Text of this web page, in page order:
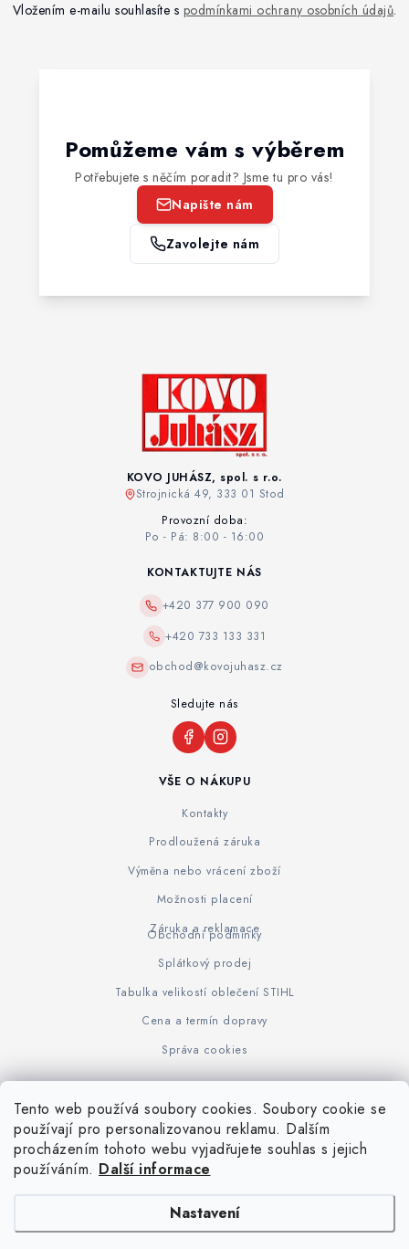
Tento web používá soubory cookies. Soubory cookie se
používají pro personalizovanou reklamu. Dalším
procházením tohoto webu vyjadřujete souhlas s jejich
používáním. Další informace
Nastavení
Vložením e-mailu souhlasíte s podmínkami ochrany osobních údajů.
Pomůžeme vám s výběrem
Potřebujete s něčím poradit? Jsme tu pro vás!
Napište nám
Zavolejte nám
KOVO JUHÁSZ, spol. s r.o.
Strojnická 49, 333 01 Stod
Provozní doba:
Po - Pá: 8:00 - 16:00
VŠE O NÁKUPU
Kontakty
Prodloužená záruka
Výměna nebo vrácení zboží
Možnosti placení
Záruka a reklamace
Obchodní podmínky
Splátkový prodej
Tabulka velikostí oblečení STIHL
Cena a termín dopravy
Správa cookies
KONTAKTUJTE NÁS
+420 377 900 090
+420 733 133 331
obchod@kovojuhasz.cz
Sledujte nás
www.KOVOJUHASZ.cz Výrobce STIHL STIHL Timbersport